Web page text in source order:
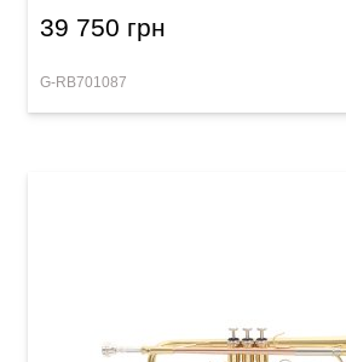
39 750 грн
G-RB701087